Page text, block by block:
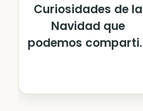
Curiosidades de la
Navidad que
podemos